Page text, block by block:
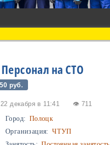
Персонал на СТО
руб.
22 декабря в 11:41 👁 711
Город: Полоцк
Организация: ЧТУП